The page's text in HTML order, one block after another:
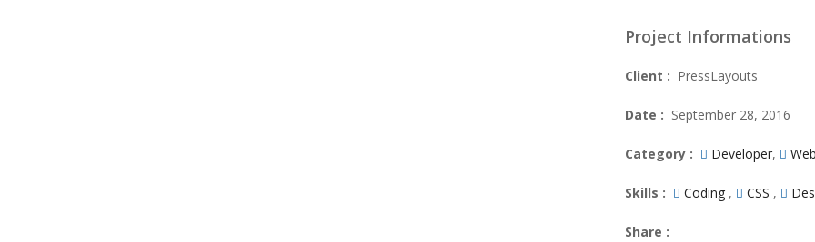
Project Informations
Client : PressLayouts
Date : September 28, 2016
Category : Developer,
Skills : Coding , CSS ,
Share :